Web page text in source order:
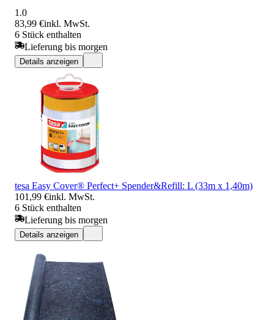
1.0
83,99 €inkl. MwSt.
6 Stück enthalten
Lieferung bis morgen
Details anzeigen
tesa Easy Cover® Perfect+ Spender&Refill: L (33m x 1,40m)
101,99 €inkl. MwSt.
6 Stück enthalten
Lieferung bis morgen
Details anzeigen